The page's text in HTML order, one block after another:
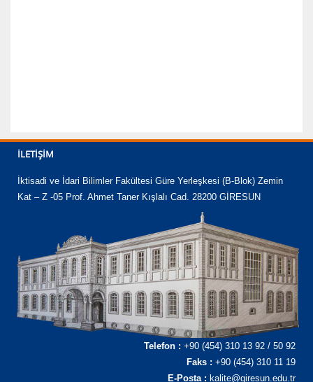
İLETIŞIM
İktisadi ve İdari Bilimler Fakültesi Güre Yerleşkesi (B-Blok) Zemin
Kat – Z -05 Prof. Ahmet Taner Kışlalı Cad. 28200 GİRESUN
Telefon : +90 (454) 310 13 92 / 50 92
Faks : +90 (454) 310 11 19
E-Posta : kalite@giresun.edu.tr